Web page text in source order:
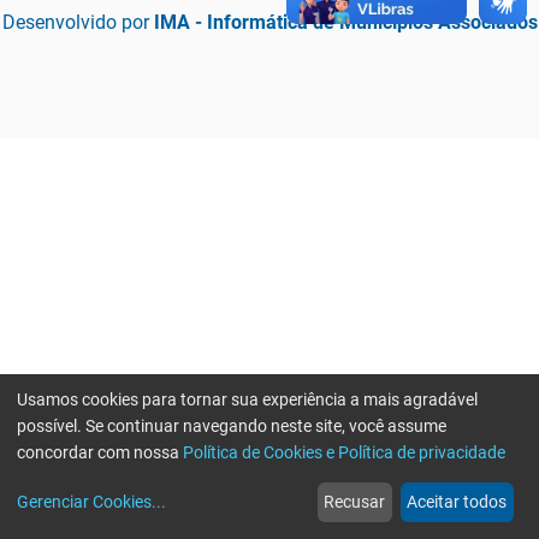
Desenvolvido por IMA - Informática de Municípios Associados
web
Notícias
more_horiz
Mais
Usamos cookies para tornar sua experiência a mais agradável
possível. Se continuar navegando neste site, você assume
concordar com nossa Política de Cookies e Política de privacidade
Gerenciar Cookies... Recusar Aceitar todos
Erro ao enviar informações, por favor tente novamente